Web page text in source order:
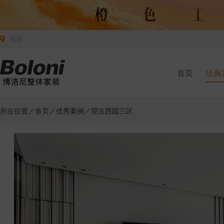
首页 经典
所在位置／首页 ／优秀案例 ／望京西园三区